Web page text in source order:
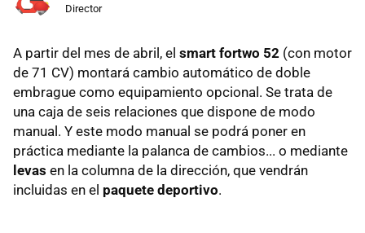
Director
A partir del mes de abril, el smart fortwo 52 (con motor
de 71 CV) montará cambio automático de doble
embrague como equipamiento opcional. Se trata de
una caja de seis relaciones que dispone de modo
manual. Y este modo manual se podrá poner en
práctica mediante la palanca de cambios... o mediante
levas en la columna de la dirección, que vendrán
incluidas en el paquete deportivo.